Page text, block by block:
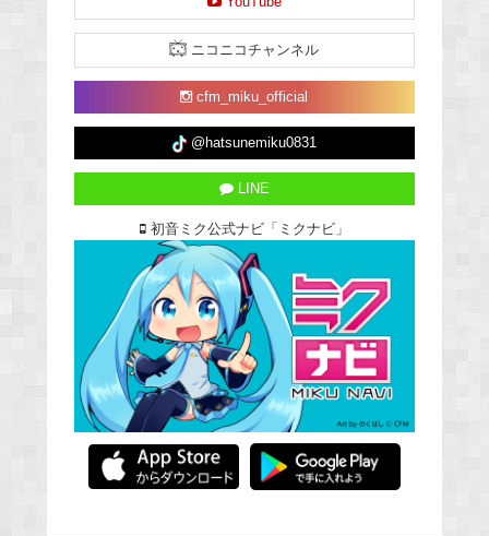
ニコニコチャンネル
cfm_miku_official
@hatsunemiku0831
LINE
初音ミク公式ナビ「ミクナビ」